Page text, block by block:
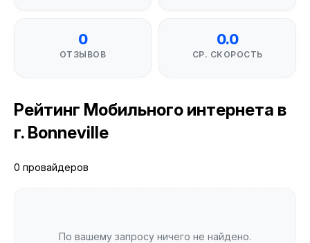
0
ОТЗЫВОВ
0.0
СР. СКОРОСТЬ
Рейтинг Мобильного интернета в
г. Bonneville
0 провайдеров
По вашему запросу ничего не найдено.